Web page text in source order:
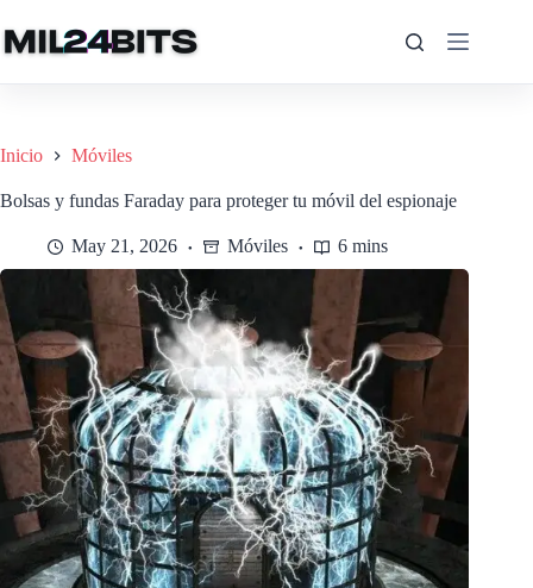
al
contenido
Inicio Móviles
Bolsas y fundas Faraday para proteger tu móvil del espionaje
May 21, 2026 Móviles 6 mins